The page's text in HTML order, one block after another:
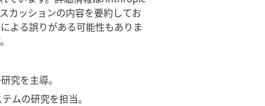
カッションの内容を要約してお
よる誤りがある可能性もありま
究を主導。
ムの研究を担当。